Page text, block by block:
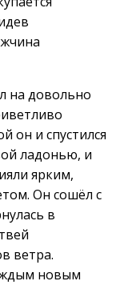
на довольно
он и спустился
ладонью, и
ярким,
Он сошёл с
в
ветра.
новым